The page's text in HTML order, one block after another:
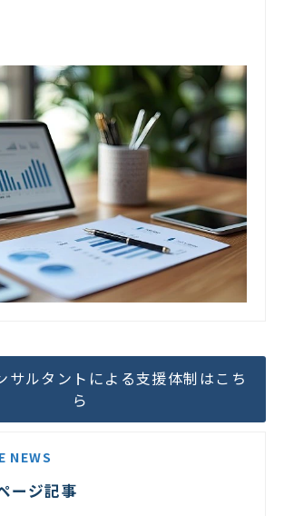
サルタントによる支援体制はこち
ら
NEWS
ージ記事